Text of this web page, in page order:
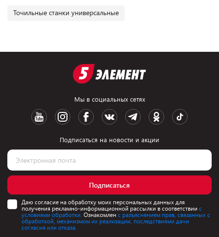
Точильные станки универсальные
Мы в социальных сетях
Подписаться на новости и акции
Подписаться
Даю согласие на обработку моих персональных данных для
получения рекламно-информационной рассылки в соответствии с
условиями обработки. Ознакомлен с разъяснением прав, связанных с
обработкой, механизмом их реализации, последствиями дачи
согласия или отказа.